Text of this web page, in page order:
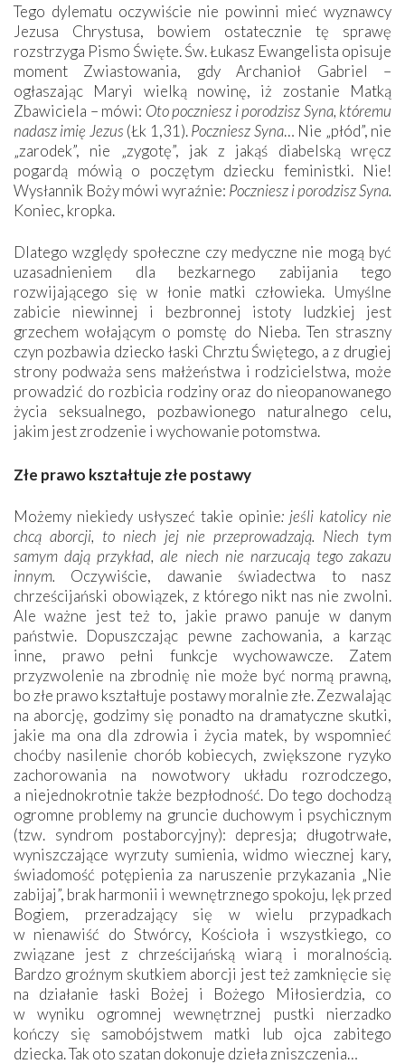
Tego dylematu oczywiście nie powinni mieć wyznawcy
Jezusa Chrystusa, bowiem ostatecznie tę sprawę
rozstrzyga Pismo Święte. Św. Łukasz Ewangelista opisuje
moment Zwiastowania, gdy Archanioł Gabriel –
ogłaszając Maryi wielką nowinę, iż zostanie Matką
Zbawiciela – mówi: Oto poczniesz i porodzisz Syna, któremu
nadasz imię Jezus (Łk 1,31).Poczniesz Syna… Nie „płód”, nie
„zarodek”, nie „zygotę”, jak z jakąś diabelską wręcz
pogardą mówią o poczętym dziecku feministki. Nie!
Wysłannik Boży mówi wyraźnie: Poczniesz i porodzisz Syna.
Koniec, kropka.
Dlatego względy społeczne czy medyczne nie mogą być
uzasadnieniem dla bezkarnego zabijania tego
rozwijającego się w łonie matki człowieka. Umyślne
zabicie niewinnej i bezbronnej istoty ludzkiej jest
grzechem wołającym o pomstę do Nieba. Ten straszny
czyn pozbawia dziecko łaski Chrztu Świętego, a z drugiej
strony podważa sens małżeństwa i rodzicielstwa, może
prowadzić do rozbicia rodziny oraz do nieopanowanego
życia seksualnego, pozbawionego naturalnego celu,
jakim jest zrodzenie i wychowanie potomstwa.
Złe prawo kształtuje złe postawy
Możemy niekiedy usłyszeć takie opinie: jeśli katolicy nie
chcą aborcji, to niech jej nie przeprowadzają. Niech tym
samym dają przykład, ale niech nie narzucają tego zakazu
innym. Oczywiście, dawanie świadectwa to nasz
chrześcijański obowiązek, z którego nikt nas nie zwolni.
Ale ważne jest też to, jakie prawo panuje w danym
państwie. Dopuszczając pewne zachowania, a karząc
inne, prawo pełni funkcje wychowawcze. Zatem
przyzwolenie na zbrodnię nie może być normą prawną,
bo złe prawo kształtuje postawy moralnie złe. Zezwalając
na aborcję, godzimy się ponadto na dramatyczne skutki,
jakie ma ona dla zdrowia i życia matek, by wspomnieć
choćby nasilenie chorób kobiecych, zwiększone ryzyko
zachorowania na nowotwory układu rozrodczego,
a niejednokrotnie także bezpłodność. Do tego dochodzą
ogromne problemy na gruncie duchowym i psychicznym
(tzw. syndrom postaborcyjny): depresja; długotrwałe,
wyniszczające wyrzuty sumienia, widmo wiecznej kary,
świadomość potępienia za naruszenie przykazania „Nie
zabijaj”, brak harmonii i wewnętrznego spokoju, lęk przed
Bogiem, przeradzający się w wielu przypadkach
w nienawiść do Stwórcy, Kościoła i wszystkiego, co
związane jest z chrześcijańską wiarą i moralnością.
Bardzo groźnym skutkiem aborcji jest też zamknięcie się
na działanie łaski Bożej i Bożego Miłosierdzia, co
w wyniku ogromnej wewnętrznej pustki nierzadko
kończy się samobójstwem matki lub ojca zabitego
dziecka. Tak oto szatan dokonuje dzieła zniszczenia…